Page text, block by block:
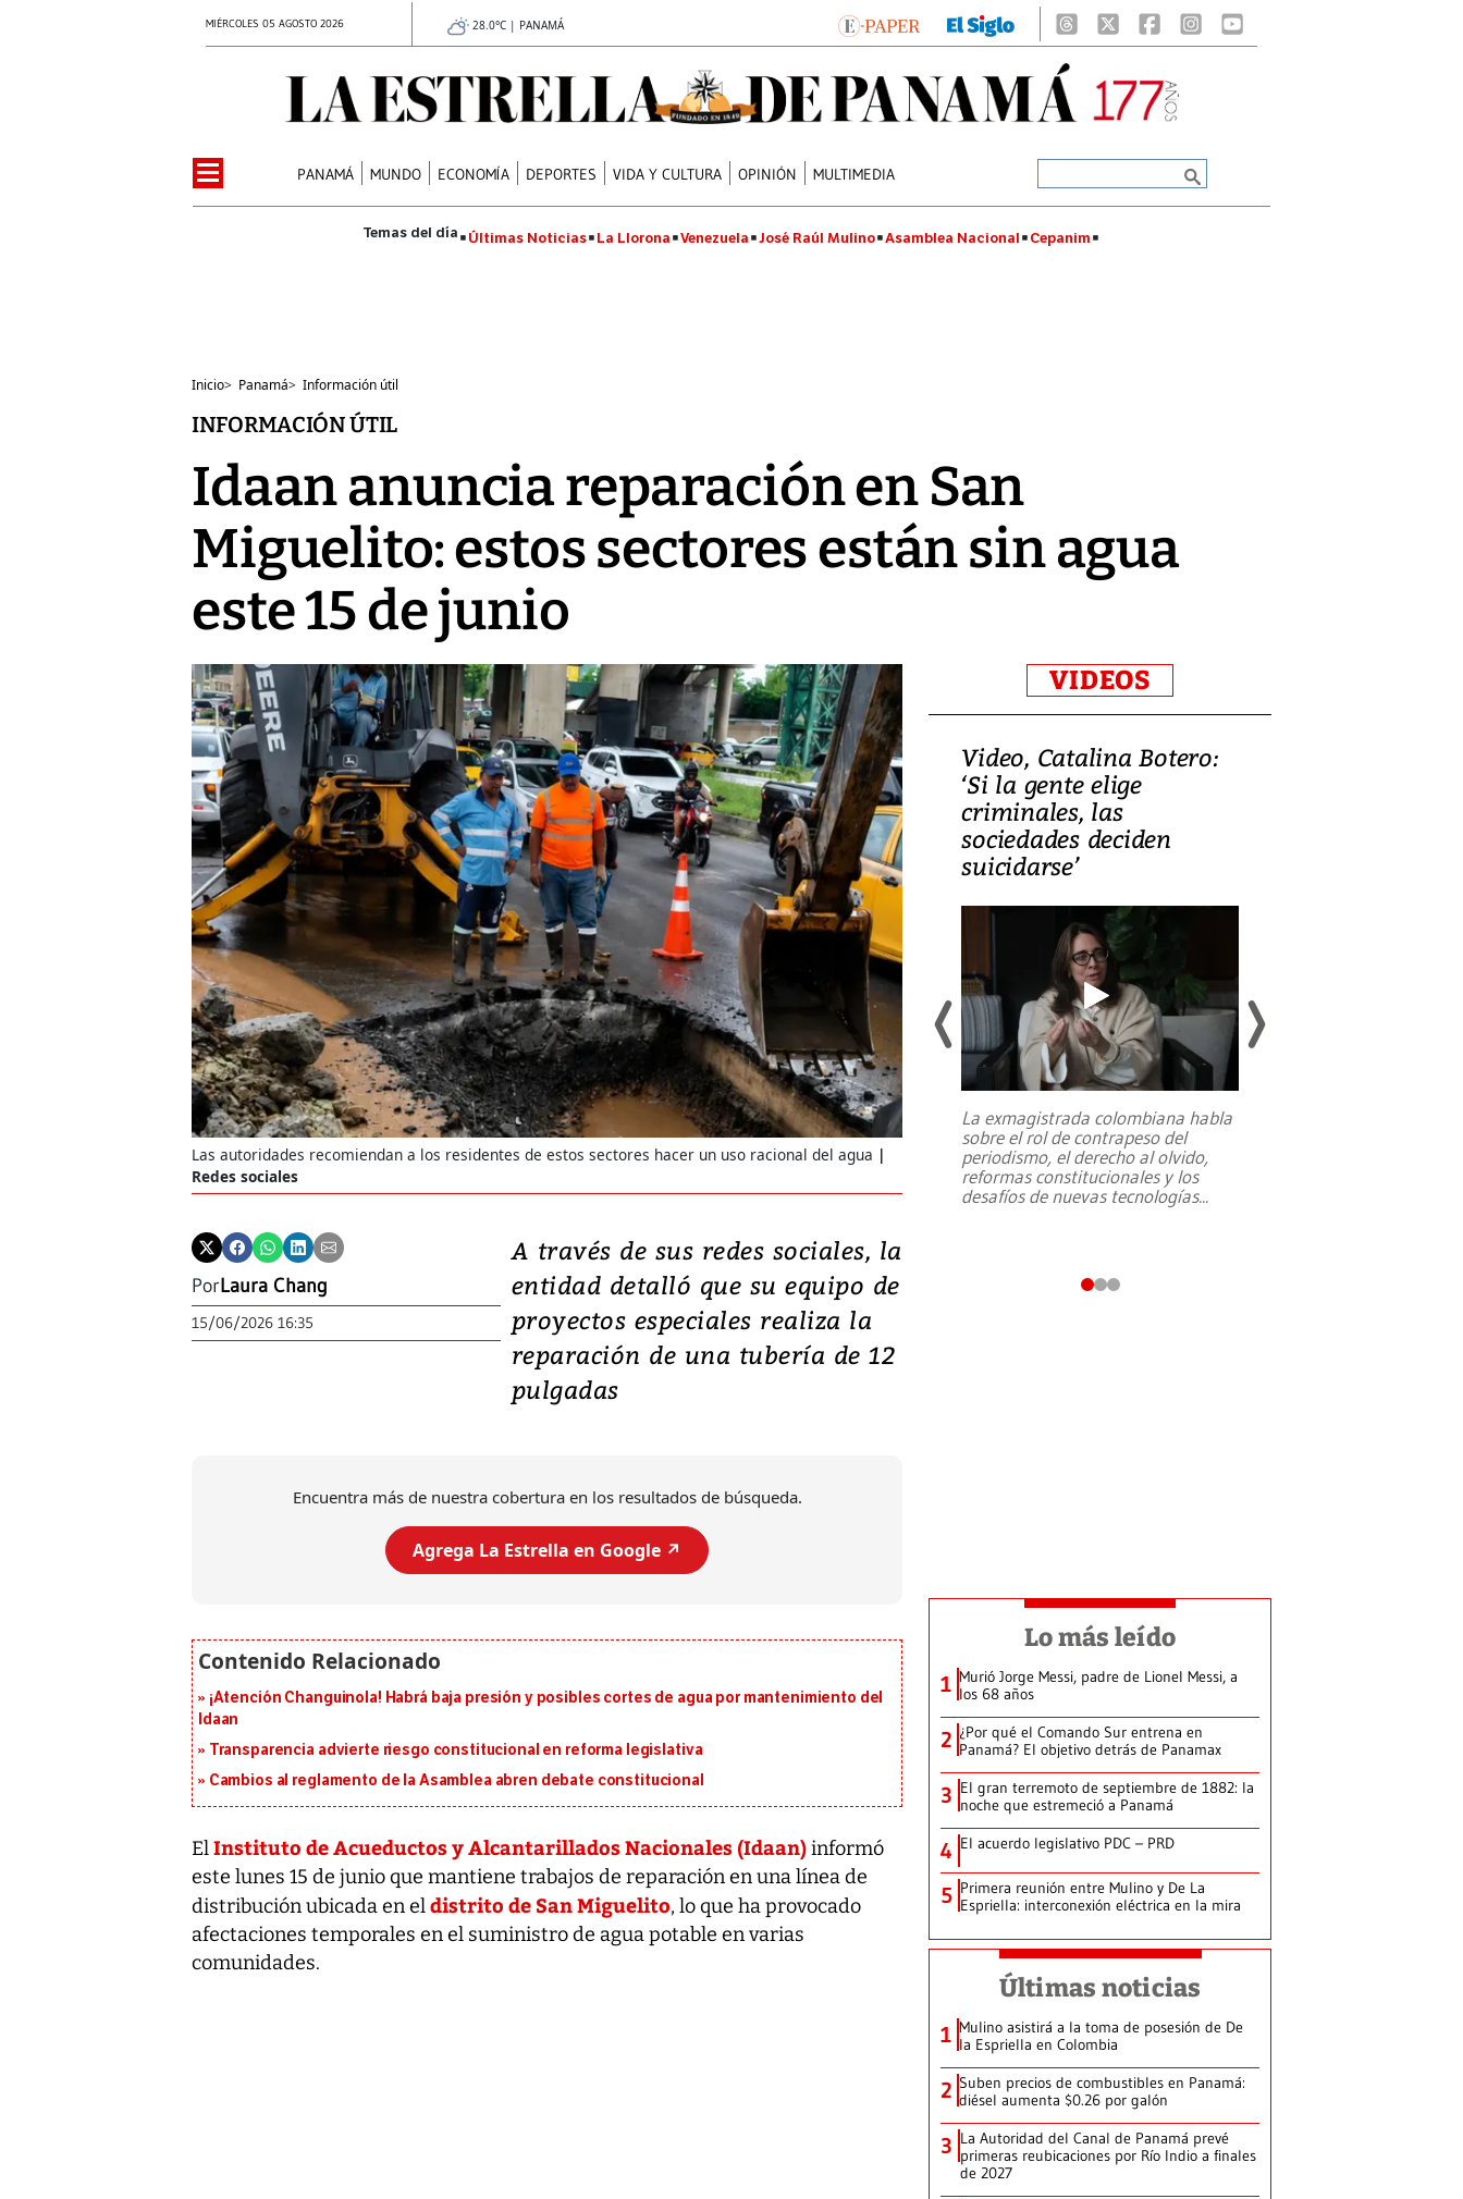
MIÉRCOLES 05 AGOSTO 2026 28.0°C | PANAMÁ
PANAMÁ MUNDO ECONOMÍA DEPORTES VIDA Y CULTURA OPINIÓN MULTIMEDIA
Últimas Noticias La Llorona Venezuela José Raúl Mulino Asamblea Nacional Cepanim
Inicio> Panamá> Información útil
INFORMACIÓN ÚTIL
Idaan anuncia reparación en San
Miguelito: estos sectores están sin agua
este 15 de junio
Las autoridades recomiendan a los residentes de estos sectores hacer un uso racional del agua
Redes sociales
PorLaura Chang
15/06/2026 16:35
A través de sus redes sociales, la
entidad detalló que su equipo de
proyectos especiales realiza la
reparación de una tubería de 12
pulgadas
Encuentra más de nuestra cobertura en los resultados de búsqueda.
Agrega La Estrella en Google ↗️
¡Atención Changuinola! Habrá baja presión y posibles cortes de agua por mantenimiento del
Idaan
Transparencia advierte riesgo constitucional en reforma legislativa
Cambios al reglamento de la Asamblea abren debate constitucional
ElInstituto de Acueductos y Alcantarillados Nacionales (Idaan)informó
este lunes 15 de junio que mantiene trabajos de reparación en una línea de
distribución ubicada en eldistrito de San Miguelito, lo que ha provocado
afectaciones temporales en el suministro de agua potable en varias
comunidades.
VIDEOS
Video, Japón: Terremoto
deja heridos y graves
daños en Kumamoto
Un fuerte terremoto de magnitud
7,1 se registró este martes 28 de
julio en la prefectura de Kumamoto,
al sur de Japón, provocando una
emergencia de gran...
Video, Catalina Botero:
‘Si la gente elige
criminales, las
sociedades deciden
suicidarse’
La exmagistrada colombiana habla
sobre el rol de contrapeso del
periodismo, el derecho al olvido,
reformas constitucionales y los
desafíos de nuevas tecnologías...
Lo más leído
1 Murió Jorge Messi, padre de Lionel Messi, a
los 68 años
2 ¿Por qué el Comando Sur entrena en
Panamá? El objetivo detrás de Panamax
3 El gran terremoto de septiembre de 1882: la
noche que estremeció a Panamá
4 El acuerdo legislativo PDC – PRD
5 Primera reunión entre Mulino y De La
Espriella: interconexión eléctrica en la mira
Últimas noticias
1 Mulino asistirá a la toma de posesión de De
la Espriella en Colombia
2 Suben precios de combustibles en Panamá:
diésel aumenta $0.26 por galón
3 La Autoridad del Canal de Panamá prevé
primeras reubicaciones por Río Indio a finales
de 2027